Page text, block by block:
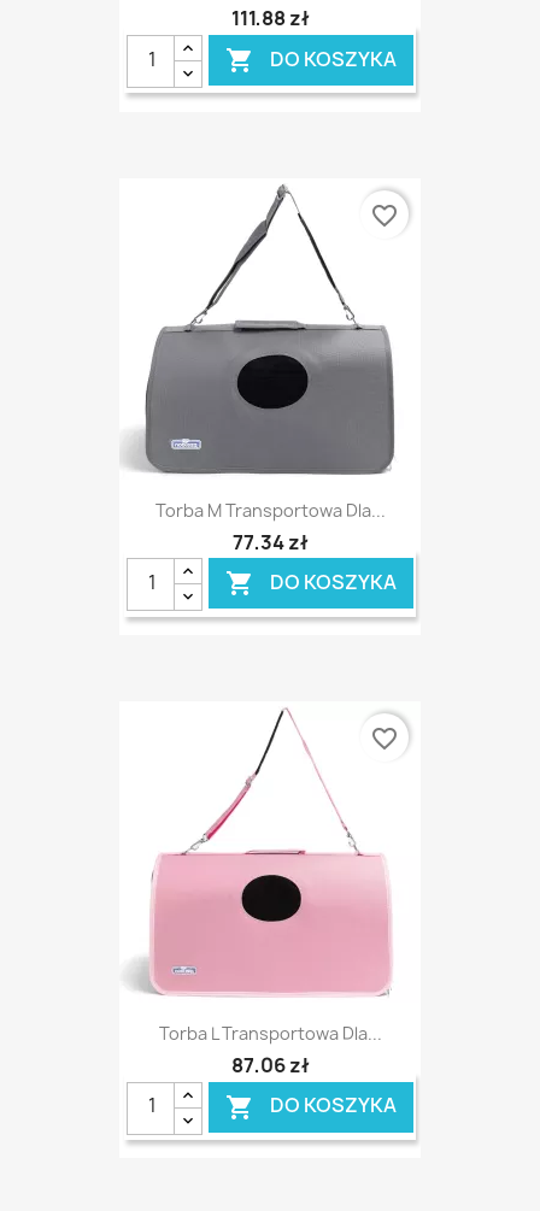
111,88 zł
 DO KOSZYKA
Torba M Transportowa Dla...
77,34 zł
 DO KOSZYKA
favorite_border
Torba L Transportowa Dla...
87,06 zł
 DO KOSZYKA
favorite_border